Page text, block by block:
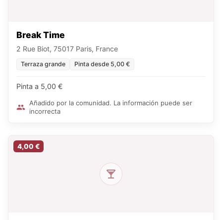
Break Time
2 Rue Biot, 75017 Paris, France
Terraza grande Pinta desde 5,00 €
Pinta a 5,00 €
Añadido por la comunidad. La información puede ser
incorrecta
4,00 €